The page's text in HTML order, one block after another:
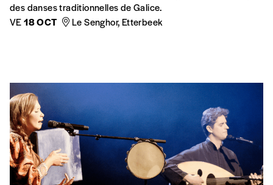
des danses traditionnelles de Galice.
VE18 OCT Le Senghor, Etterbeek